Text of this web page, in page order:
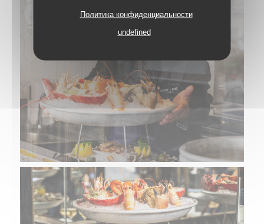
Политика конфиденциальности
undefined